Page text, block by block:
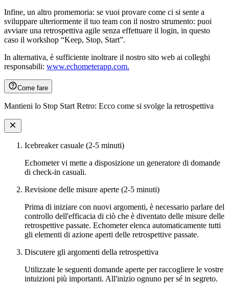
Infine, un altro promemoria: se vuoi provare come ci si sente a
sviluppare ulteriormente il tuo team con il nostro strumento: puoi
avviare una retrospettiva agile senza effettuare il login, in questo
caso il workshop “Keep, Stop, Start”.
In alternativa, è sufficiente inoltrare il nostro sito web ai colleghi
responsabili: www.echometerapp.com.
Come fare
Mantieni lo Stop Start Retro: Ecco come si svolge la retrospettiva
Icebreaker casuale (2-5 minuti)
Echometer vi mette a disposizione un generatore di domande
di check-in casuali.
Revisione delle misure aperte (2-5 minuti)
Prima di iniziare con nuovi argomenti, è necessario parlare del
controllo dell'efficacia di ciò che è diventato delle misure delle
retrospettive passate. Echometer elenca automaticamente tutti
gli elementi di azione aperti delle retrospettive passate.
Discutere gli argomenti della retrospettiva
Utilizzate le seguenti domande aperte per raccogliere le vostre
intuizioni più importanti. All'inizio ognuno per sé in segreto.